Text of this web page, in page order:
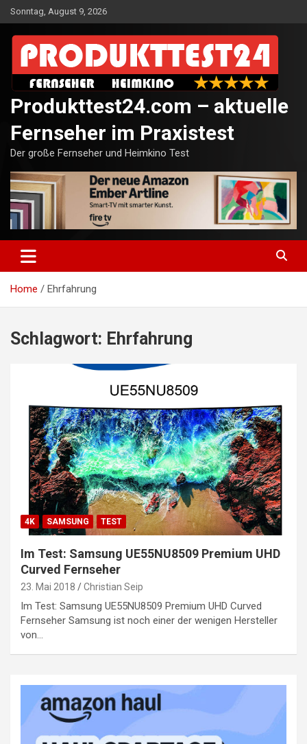
Skip
to
content
Sonntag, August 9, 2026
Produkttest24.com – aktuelle
Fernseher im Praxistest
Der große Fernseher und Heimkino Test
Home Ehrfahrung
Schlagwort: Ehrfahrung
4K SAMSUNG TEST
Im Test: Samsung UE55NU8509 Premium UHD
Curved Fernseher
23. Mai 2018 Christian Seip
Im Test: Samsung UE55NU8509 Premium UHD Curved
Fernseher Samsung ist noch einer der wenigen Hersteller
von…